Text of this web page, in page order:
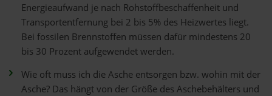
Energieaufwand je nach Rohstoffbeschaffenheit und
Transportentfernung bei 2 bis 5% des Heizwertes liegt.
Bei fossilen Brennstoffen müssen dafür mindestens 20
bis 30 Prozent aufgewendet werden.
Wie oft muss ich die Asche entsorgen bzw. wohin mit der
Asche? Das hängt von der Größe des Aschebehälters und